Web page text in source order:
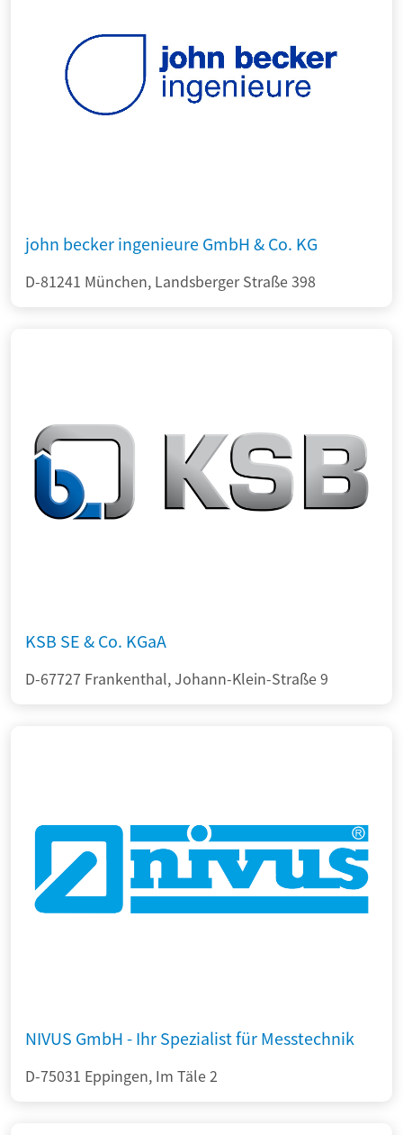
john becker ingenieure GmbH & Co. KG
D-81241 München, Landsberger Straße 398
KSB SE & Co. KGaA
D-67727 Frankenthal, Johann-Klein-Straße 9
NIVUS GmbH - Ihr Spezialist für Messtechnik
D-75031 Eppingen, Im Täle 2